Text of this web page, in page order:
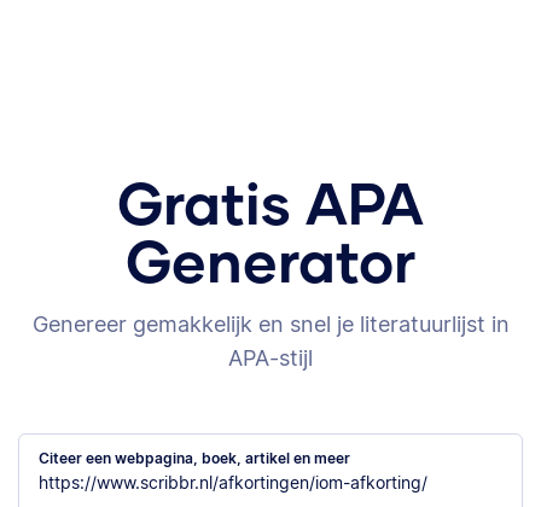
Gratis APA
Generator
Genereer gemakkelijk en snel je literatuurlijst in
APA-stijl
Citeer een webpagina, boek, artikel en meer